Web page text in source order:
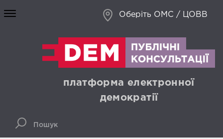
Оберіть ОМС / ЦОВВ
платформа електронної
демократії